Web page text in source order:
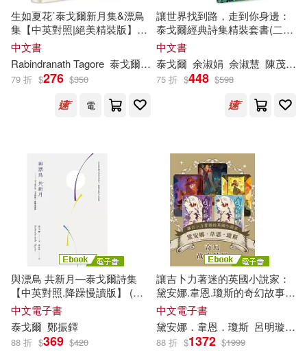
生如夏花˙泰戈爾新月集&漂鳥
集【中英對照|絕美精裝版】：
復刻印度名家彩色插畫|譯者導
讀泰戈爾生平與作品
中文書
Rabindranath Tagore 泰戈爾 鄭振鐸
79 折 $276 $350
電
讓世界找到路，走到你身邊：
泰戈爾經典詩集精裝套書(二
冊)：《漂鳥集》、《新月集》
中文書
泰戈爾 余淑娟 余淑慧 陳茂嘉
75 折 $448 $598
與漂鳥 共新月—泰戈爾詩集
【中英對照.降躁慢讀版】 (電
子書)
中文電子書
泰戈爾 鄭振鐸
88 折 $369 $420
讓吉卜力著迷的英國小說家：
黛安娜.韋恩.瓊斯的奇幻故事精
選(《巫師霍爾三部曲》+《時
空之城》共五 冊) (電子書)
中文電子書
黛安娜．韋恩．瓊斯 呂明璇 李
88 折 $1372 $1999